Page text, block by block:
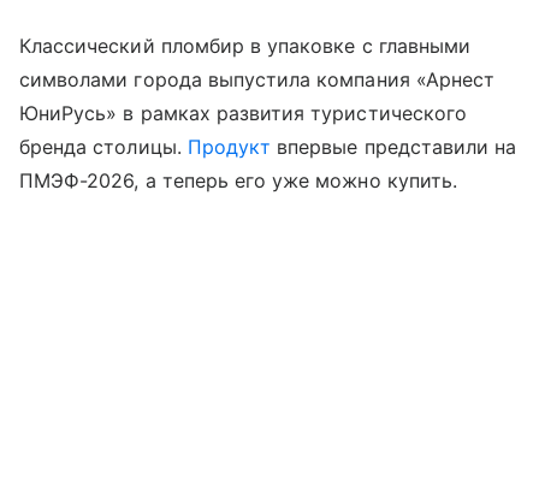
Классический пломбир в упаковке с главными
символами города выпустила компания «Арнест
ЮниРусь» в рамках развития туристического
бренда столицы. Продукт впервые представили на
ПМЭФ-2026, а теперь его уже можно купить.